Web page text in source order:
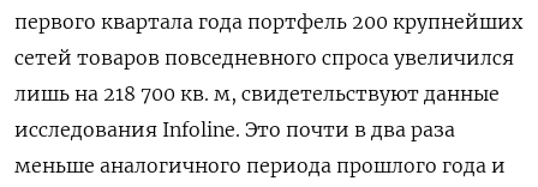
первого квартала года портфель 200 крупнейших
сетей товаров повседневного спроса увеличился
лишь на 218 700 кв. м, свидетельствуют данные
исследования Infoline. Это почти в два раза
меньше аналогичного периода прошлого года и